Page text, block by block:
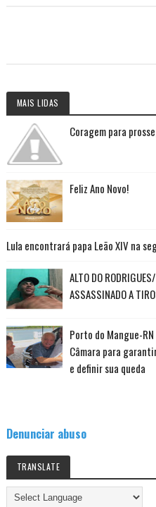
MAIS LIDAS
Coragem para
Feliz Ano Novo!
Lula encontrará papa Leão XIV na
ALTO DO
ASSASSINADO A
Porto do Mangue-
Câmara para
e definir sua queda
Denunciar abuso
TRANSLATE